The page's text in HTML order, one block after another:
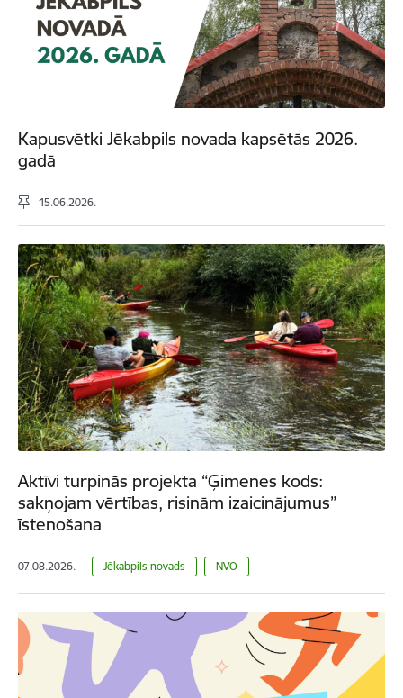
Kapusvētki Jēkabpils novada kapsētās 2026.
gadā
15.06.2026.
Aktīvi turpinās projekta “Ģimenes kods:
sakņojam vērtības, risinām izaicinājumus”
īstenošana
07.08.2026. Jēkabpils novads NVO